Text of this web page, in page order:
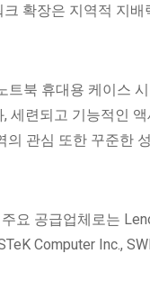
확장은 지역적 지
트북 휴대용 케이스
세련되고 기능적인
관심 또한 꾸준한
요 공급업체로는
Computer Inc.,